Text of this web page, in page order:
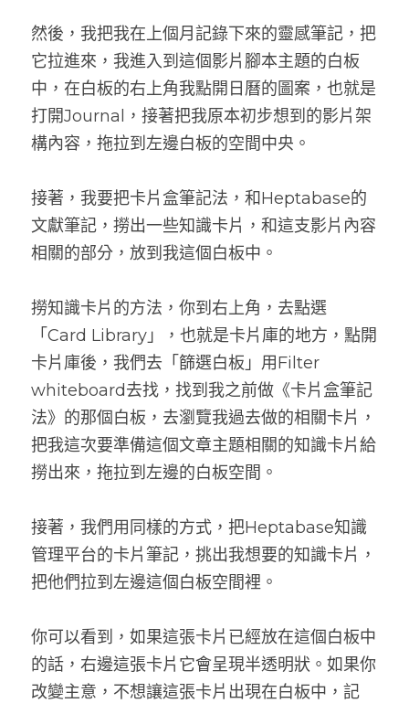
然後，我把我在上個月記錄下來的靈感筆記，把
它拉進來，我進入到這個影片腳本主題的白板
中，在白板的右上角我點開日曆的圖案，也就是
打開Journal，接著把我原本初步想到的影片架
構內容，拖拉到左邊白板的空間中央。
接著，我要把卡片盒筆記法，和Heptabase的
文獻筆記，撈出一些知識卡片，和這支影片內容
相關的部分，放到我這個白板中。
撈知識卡片的方法，你到右上角，去點選
「Card Library」，也就是卡片庫的地方，點開
卡片庫後，我們去「篩選白板」用Filter
whiteboard去找，找到我之前做《卡片盒筆記
法》的那個白板，去瀏覽我過去做的相關卡片，
把我這次要準備這個文章主題相關的知識卡片給
撈出來，拖拉到左邊的白板空間。
接著，我們用同樣的方式，把Heptabase知識
管理平台的卡片筆記，挑出我想要的知識卡片，
把他們拉到左邊這個白板空間裡。
你可以看到，如果這張卡片已經放在這個白板中
的話，右邊這張卡片它會呈現半透明狀。如果你
改變主意，不想讓這張卡片出現在白板中，記